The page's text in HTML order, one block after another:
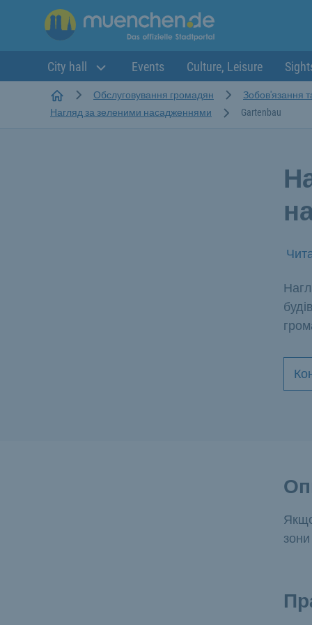
City hall Events Culture, Leisure
StartseiteОбслуговування громадян Зобов'язання
Нагляд за зеленими насадженнями
Gartenbau